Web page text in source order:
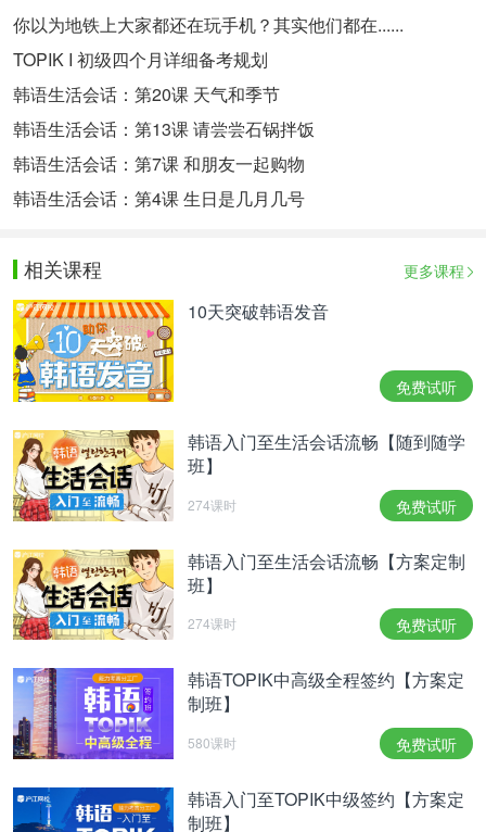
你以为地铁上大家都还在玩手机？其实他们都在......
TOPIK I 初级四个月详细备考规划
韩语生活会话：第20课 天气和季节
韩语生活会话：第13课 请尝尝石锅拌饭
韩语生活会话：第7课 和朋友一起购物
韩语生活会话：第4课 生日是几月几号
相关课程 更多课程
10天突破韩语发音
免费试听
韩语入门至生活会话流畅【随到随学
班】
274课时 免费试听
韩语入门至生活会话流畅【方案定制
班】
274课时 免费试听
韩语TOPIK中高级全程签约【方案定
制班】
580课时 免费试听
韩语入门至TOPIK中级签约【方案定
制班】